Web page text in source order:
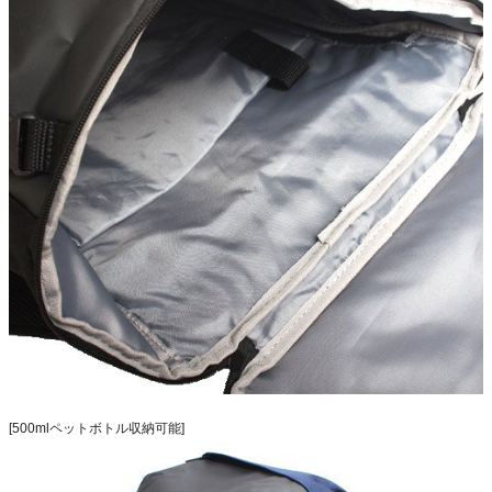
[500mlペットボトル収納可能]